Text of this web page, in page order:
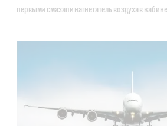
первыми смазали нагнетатель воздуха в кабине.